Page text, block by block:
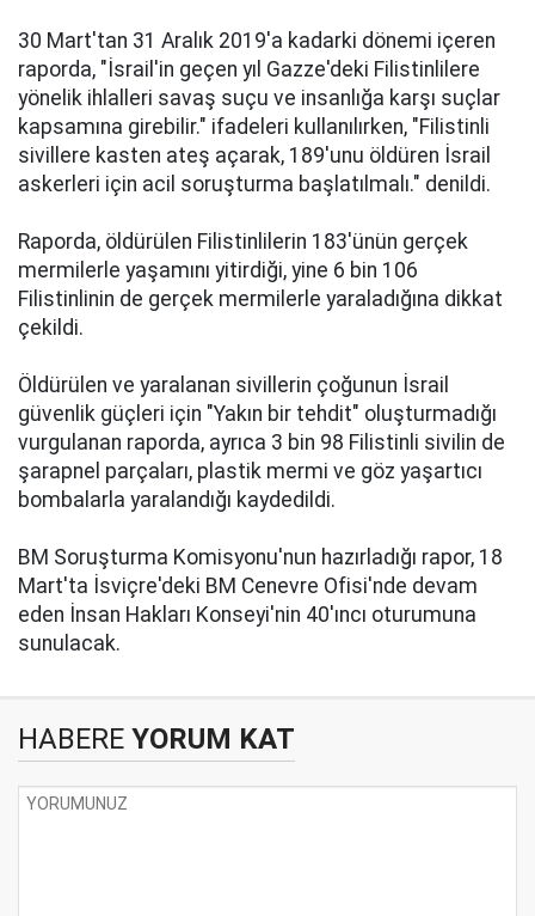
30 Mart'tan 31 Aralık 2019'a kadarki dönemi içeren
raporda, "İsrail'in geçen yıl Gazze'deki Filistinlilere
yönelik ihlalleri savaş suçu ve insanlığa karşı suçlar
kapsamına girebilir." ifadeleri kullanılırken, "Filistinli
sivillere kasten ateş açarak, 189'unu öldüren İsrail
askerleri için acil soruşturma başlatılmalı." denildi.
Raporda, öldürülen Filistinlilerin 183'ünün gerçek
mermilerle yaşamını yitirdiği, yine 6 bin 106
Filistinlinin de gerçek mermilerle yaraladığına dikkat
çekildi.
Öldürülen ve yaralanan sivillerin çoğunun İsrail
güvenlik güçleri için "Yakın bir tehdit" oluşturmadığı
vurgulanan raporda, ayrıca 3 bin 98 Filistinli sivilin de
şarapnel parçaları, plastik mermi ve göz yaşartıcı
bombalarla yaralandığı kaydedildi.
BM Soruşturma Komisyonu'nun hazırladığı rapor, 18
Mart'ta İsviçre'deki BM Cenevre Ofisi'nde devam
eden İnsan Hakları Konseyi'nin 40'ıncı oturumuna
sunulacak.
HABERE YORUM KAT